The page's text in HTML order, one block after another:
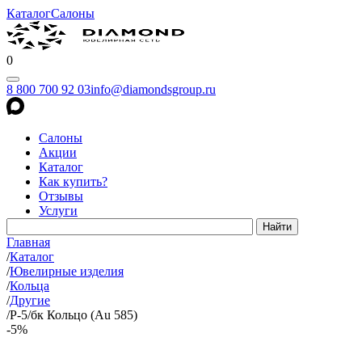
КаталогСалоны
0
8 800 700 92 03info@diamondsgroup.ru
Салоны
Акции
Каталог
Как купить?
Отзывы
Услуги
Главная
/Каталог
/Ювелирные изделия
/Кольца
/Другие
/Р-5/бк Кольцо (Au 585)
-5%